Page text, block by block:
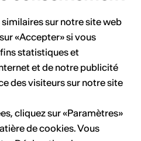
et de ses
L’Illustré » de
les
sur notre site web
«Accepter» si vous
statistiques et
et de notre publicité
des visiteurs sur notre site
cliquez sur «Paramètres»
de cookies. Vous